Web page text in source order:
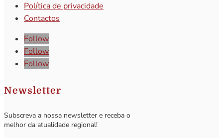
Política de privacidade
Contactos
Follow
Follow
Follow
Newsletter
Subscreva a nossa newsletter e receba o
melhor da atualidade regional!